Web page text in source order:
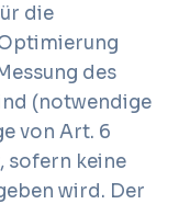
die
des
(notwendige
von Art. 6
sofern keine
wird. Der